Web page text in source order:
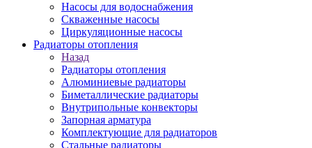
Насосы для водоснабжения
Скваженные насосы
Циркуляционные насосы
Радиаторы отопления
Назад
Радиаторы отопления
Алюминиевые радиаторы
Биметаллические радиаторы
Внутрипольные конвекторы
Запорная арматура
Комплектующие для радиаторов
Стальные радиаторы